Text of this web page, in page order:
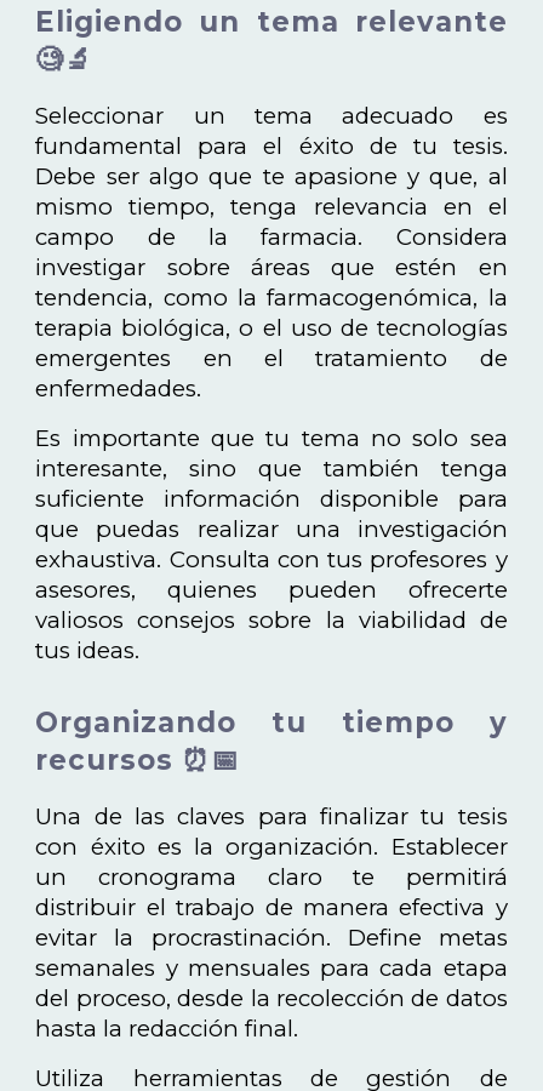
Eligiendo un tema relevante
🧐🔬
Seleccionar un tema adecuado es
fundamental para el éxito de tu tesis.
Debe ser algo que te apasione y que, al
mismo tiempo, tenga relevancia en el
campo de la farmacia. Considera
investigar sobre áreas que estén en
tendencia, como la farmacogenómica, la
terapia biológica, o el uso de tecnologías
emergentes en el tratamiento de
enfermedades.
Es importante que tu tema no solo sea
interesante, sino que también tenga
suficiente información disponible para
que puedas realizar una investigación
exhaustiva. Consulta con tus profesores y
asesores, quienes pueden ofrecerte
valiosos consejos sobre la viabilidad de
tus ideas.
Organizando tu tiempo y
recursos ⏰📅
Una de las claves para finalizar tu tesis
con éxito es la organización. Establecer
un cronograma claro te permitirá
distribuir el trabajo de manera efectiva y
evitar la procrastinación. Define metas
semanales y mensuales para cada etapa
del proceso, desde la recolección de datos
hasta la redacción final.
Utiliza herramientas de gestión de